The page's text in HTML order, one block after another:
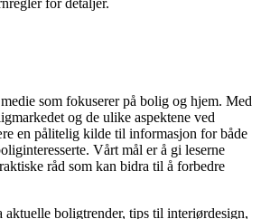
for detaljer.
som fokuserer på bolig og hjem. Med
og de ulike aspektene ved
en pålitelig kilde til informasjon for både
Vårt mål er å gi leserne
råd som kan bidra til å forbedre
boligtrender, tips til interiørdesign,